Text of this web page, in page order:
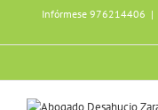
content
Infórmese 976214406 |